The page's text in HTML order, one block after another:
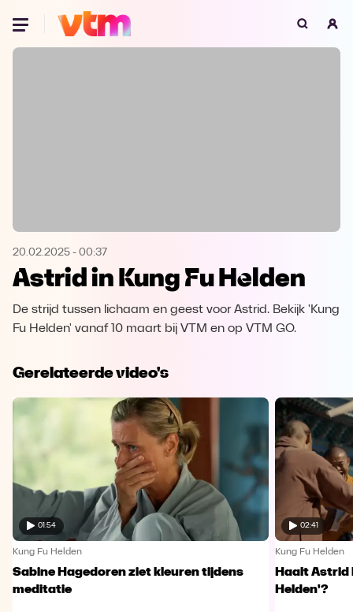
Oeps, browser niet ondersteund
Microsoft Edge Download
Download
20.02.2025 - 00:37
Astrid in Kung Fu Helden
De strijd tussen lichaam en geest voor Astrid. Bekijk 'Kung
Fu Helden' vanaf 10 maart bij VTM en op VTM GO.
Gerelateerde video's
01:54
Kung Fu Helden
Sabine Hagedoren ziet kleuren tijdens
meditatie
02:41
Kung Fu Helden
Haalt Astrid
Helden'?